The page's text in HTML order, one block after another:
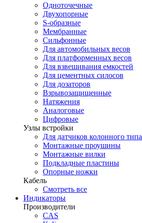
Одноточечные
Двухопорные
S-образные
Мембранные
Сильфонные
Для автомобильных весов
Для платформенных весов
Для взвешивания емкостей
Для цементных силосов
Для дозаторов
Взрывозащищенные
Натяжения
Аналоговые
Цифровые
Узлы встройки
Для датчиков колонного типа
Монтажные проушины
Монтажные вилки
Подкладные пластины
Опорные ножки
Кабель
Смотреть все
Индикаторы
Производители
CAS